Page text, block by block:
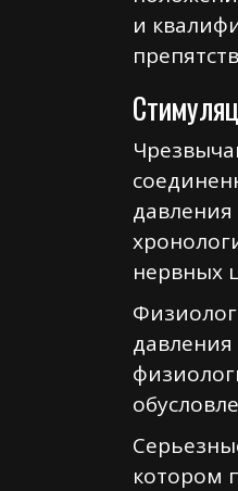
и
нервных
котором